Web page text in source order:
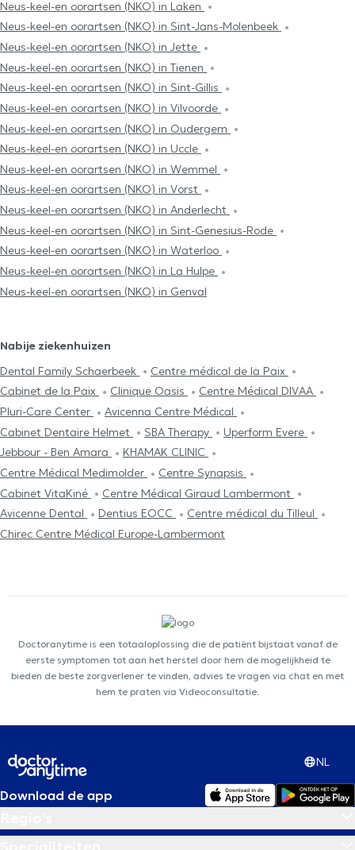
Neus-keel-en oorartsen (NKO) in Laken
Neus-keel-en oorartsen (NKO) in Sint-Jans-Molenbeek
Neus-keel-en oorartsen (NKO) in Jette
Neus-keel-en oorartsen (NKO) in Tienen
Neus-keel-en oorartsen (NKO) in Sint-Gillis
Neus-keel-en oorartsen (NKO) in Vilvoorde
Neus-keel-en oorartsen (NKO) in Oudergem
Neus-keel-en oorartsen (NKO) in Uccle
Neus-keel-en oorartsen (NKO) in Wemmel
Neus-keel-en oorartsen (NKO) in Vorst
Neus-keel-en oorartsen (NKO) in Anderlecht
Neus-keel-en oorartsen (NKO) in Sint-Genesius-Rode
Neus-keel-en oorartsen (NKO) in Waterloo
Neus-keel-en oorartsen (NKO) in La Hulpe
Neus-keel-en oorartsen (NKO) in Genval
Nabije ziekenhuizen
Dental Family Schaerbeek
Centre médical de la Paix
Cabinet de la Paix
Clinique Oasis
Centre Médical DIVAA
Pluri-Care Center
Avicenna Centre Médical
Cabinet Dentaire Helmet
SBA Therapy
Uperform Evere
Jebbour - Ben Amara
KHAMAK CLINIC
Centre Médical Medimolder
Centre Synapsis
Cabinet VitaKiné
Centre Médical Giraud Lambermont
Avicenne Dental
Dentius EOCC
Centre médical du Tilleul
Chirec Centre Médical Europe-Lambermont
Doctoranytime is een totaaloplossing die de patiënt bijstaat vanaf de
eerste symptomen tot aan het herstel door hem de mogelijkheid te
bieden de beste zorgverlener te vinden, advies te vragen via chat en met
hem te praten via Videoconsultatie.
NL
Download de app